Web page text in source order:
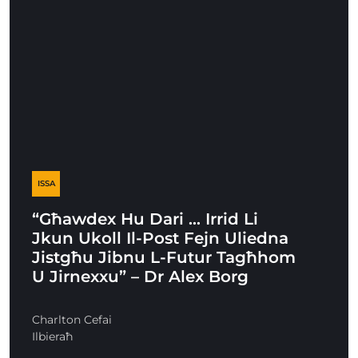
ISSA
“Għawdex Hu Dari … Irrid Li
Jkun Ukoll Il-Post Fejn Uliedna
Jistgħu Jibnu L-Futur Tagħhom
U Jirnexxu” – Dr Alex Borg
Charlton Cefai
Ilbieraħ